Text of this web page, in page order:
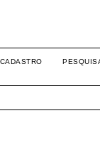
CADASTRO